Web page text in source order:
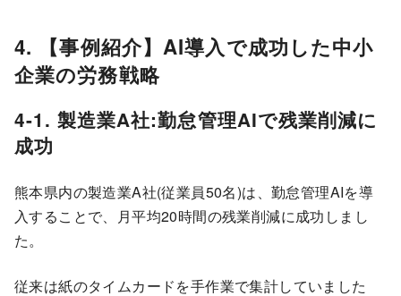
4. 【事例紹介】AI導入で成功した中小
企業の労務戦略
4-1. 製造業A社:勤怠管理AIで残業削減に
成功
熊本県内の製造業A社(従業員50名)は、勤怠管理AIを導
入することで、月平均20時間の残業削減に成功しまし
た。
従来は紙のタイムカードを手作業で集計していました